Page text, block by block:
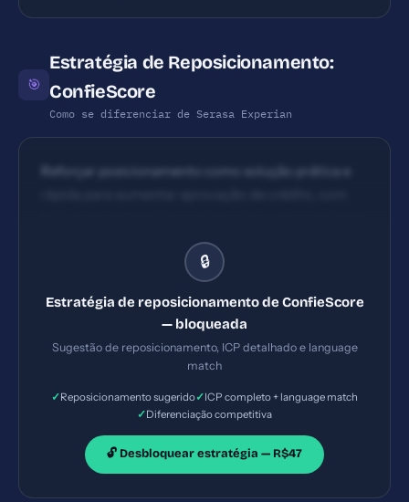
🎯
Estratégia de Reposicionamento:
ConfieScore
Como se diferenciar de Serasa Experian
Reforçar posicionamento como solução prática e
pontos no score) e em benefícios de curto prazo.
🔒
Estratégia de reposicionamento de ConfieScore
— bloqueada
Sugestão de reposicionamento, ICP detalhado e language
match
✓Reposicionamento sugerido✓ICP completo + language match
✓Diferenciação competitiva
🔓 Desbloquear estratégia — R$47